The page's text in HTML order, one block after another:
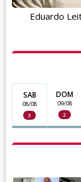
SAB
08/08
3
DOM
09/08
2
Eduardo